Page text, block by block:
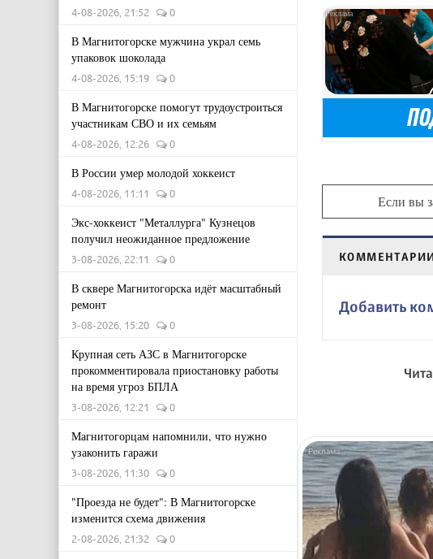
4-08-2026, 21:52 0
В Магнитогорске мужчина украл семь
упаковок шоколада
4-08-2026, 15:19 0
В Магнитогорске помогут трудоустроиться
участникам СВО и их семьям
4-08-2026, 12:26 0
В России умер молодой хоккеист
4-08-2026, 11:11 0
Экс-хоккеист "Металлурга" Кузнецов
получил неожиданное предложение
3-08-2026, 22:11 0
В сквере Магнитогорска идёт масштабный
ремонт
3-08-2026, 15:20 0
Крупная сеть АЗС в Магнитогорске
прокомментировала приостановку работы
на время угроз БПЛА
3-08-2026, 12:21 0
Магнитогорцам напомнили, что нужно
узаконить гаражи
3-08-2026, 11:30 0
"Проезда не будет": В Магнитогорске
изменится схема движения
2-08-2026, 21:32 0
Если вы
Добавить